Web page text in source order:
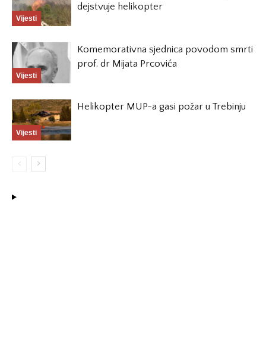
Vijesti
dejstvuje helikopter
Vijesti
Komemorativna sjednica povodom smrti
prof. dr Mijata Prcovića
Vijesti
Helikopter MUP-a gasi požar u Trebinju